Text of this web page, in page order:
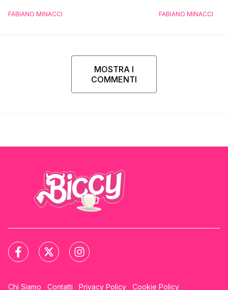
FABIANO MINACCI
l’esclusiva di
FABIANO MINACCI
MOSTRA I
COMMENTI
Chi Siamo Contatti Privacy Policy Cookie Policy